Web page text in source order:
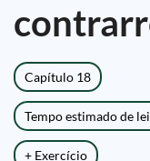
Capítulo 18
Tempo estimado de
+ Exercício